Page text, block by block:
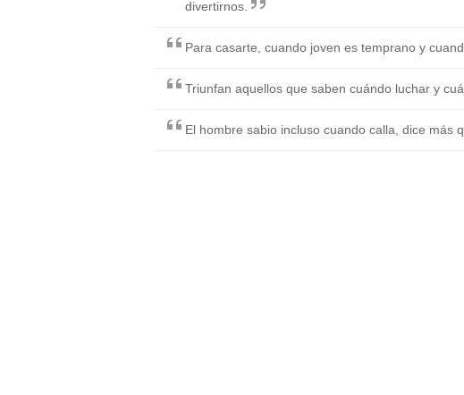
divertirnos.
Para casarte, cuando joven es temprano y
Triunfan aquellos que saben cuándo luchar y
El hombre sabio incluso cuando calla, dice más